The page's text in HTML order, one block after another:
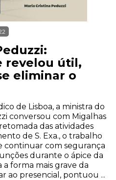
revelou útil,
eliminar o
de Lisboa, a ministra do
conversou com Migalhas
das atividades
de S. Exa., o trabalho
continuar com segurança
durante o ápice da
a forma mais grave da
ao presencial, pontuou ...